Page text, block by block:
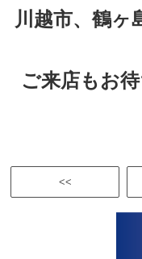
川越市、鶴ヶ
ご来店もお
<<